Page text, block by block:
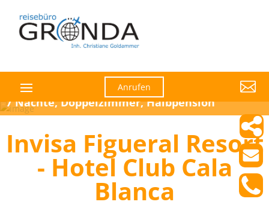
Anrufen 
7 Nächte, Doppelzimmer, Halbpension
Invisa Figueral Resort
- Hotel Club Cala
Blanca